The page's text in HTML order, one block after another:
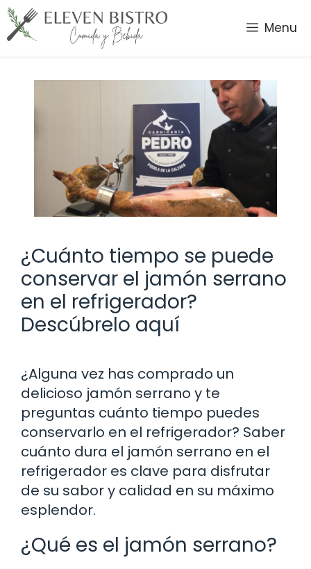
Saltar
al
contenido
Menu
¿Cuánto tiempo se puede
conservar el jamón serrano
en el refrigerador?
Descúbrelo aquí
¿Alguna vez has comprado un
delicioso jamón serrano y te
preguntas cuánto tiempo puedes
conservarlo en el refrigerador? Saber
cuánto dura el jamón serrano en el
refrigerador es clave para disfrutar
de su sabor y calidad en su máximo
esplendor.
¿Qué es el jamón serrano?